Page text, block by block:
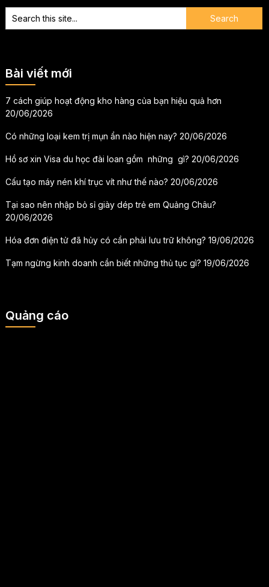
Bài viết mới
7 cách giúp hoạt động kho hàng của bạn hiệu quả hơn
20/06/2026
Có những loại kem trị mụn ẩn nào hiện nay? 20/06/2026
Hồ sơ xin Visa du học đài loan gồm những gì? 20/06/2026
Cấu tạo máy nén khí trục vít như thế nào? 20/06/2026
Tại sao nên nhập bỏ sỉ giày dép trẻ em Quảng Châu?
20/06/2026
Hóa đơn điện tử đã hủy có cần phải lưu trữ không? 19/06/2026
Tạm ngừng kinh doanh cần biết những thủ tục gì? 19/06/2026
Quảng cáo